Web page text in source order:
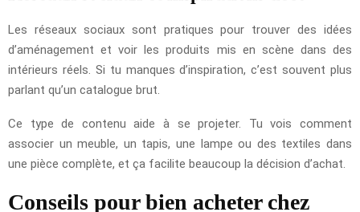
Les réseaux sociaux sont pratiques pour trouver des idées
d’aménagement et voir les produits mis en scène dans des
intérieurs réels. Si tu manques d’inspiration, c’est souvent plus
parlant qu’un catalogue brut.
Ce type de contenu aide à se projeter. Tu vois comment
associer un meuble, un tapis, une lampe ou des textiles dans
une pièce complète, et ça facilite beaucoup la décision d’achat.
Conseils pour bien acheter chez